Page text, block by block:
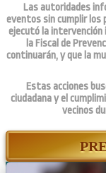
Las autoridades
eventos sin cumplir los
ejecutó la intervención
la Fiscal de
continuarán, y que la
Estas acciones
ciudadana y el
vecinos